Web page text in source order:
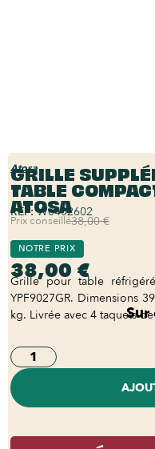
Atosa
GRILLE
TABLE
ATOSA
REF:W0402602
Prix conseillé38,00 €
NOTRE PRIX
38,00 €
Grille pour table
YPF9027GR. Dimensions
kg. Livrée avec 4 taquets
Sur